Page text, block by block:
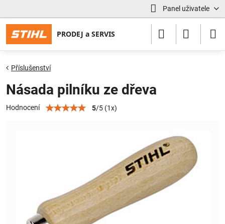
Panel uživatele
Příslušenství
Násada pilníku ze dřeva
Hodnocení 5/5 (1x)